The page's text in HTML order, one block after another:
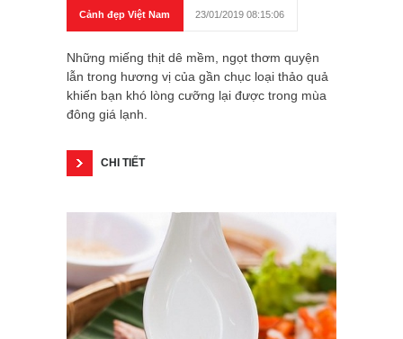
Cảnh đẹp Việt Nam 23/01/2019 08:15:06
Những miếng thịt dê mềm, ngọt thơm quyện
lẫn trong hương vị của gần chục loại thảo quả
khiến bạn khó lòng cưỡng lại được trong mùa
đông giá lạnh.
CHI TIẾT